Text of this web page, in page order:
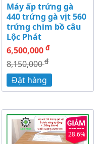
Máy ấp trứng gà
440 trứng gà vịt 560
trứng chim bồ câu
Lộc Phát
6,500,000 đ
8,150,000đ
Đặt hàng
28.6%